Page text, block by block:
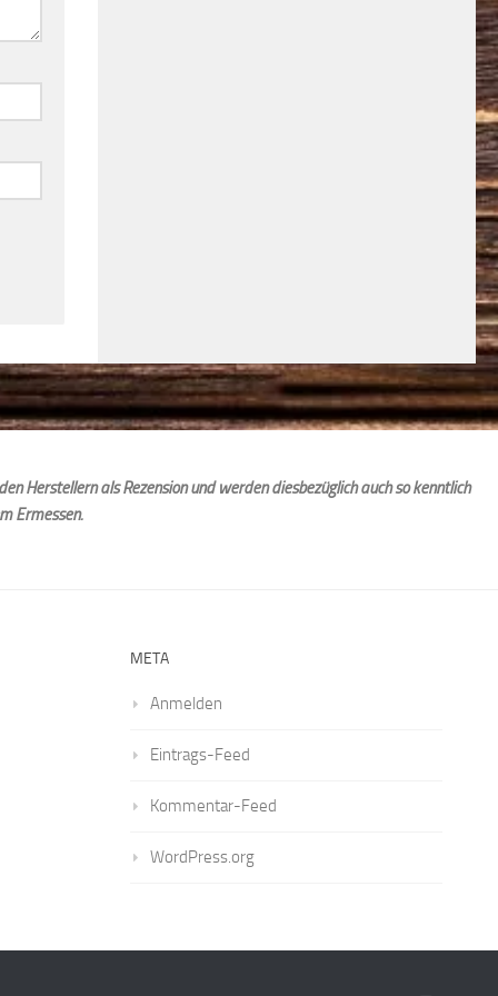
Herstellern als Rezension und werden diesbezüglich auch so kenntlich
Ermessen.
META
Anmelden
Eintrags-Feed
Kommentar-Feed
WordPress.org